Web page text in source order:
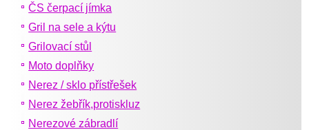
ČS čerpací jímka
Gril na sele a kýtu
Grilovací stůl
Moto doplňky
Nerez / sklo přístřešek
Nerez žebřík,protiskluz
Nerezové zábradlí